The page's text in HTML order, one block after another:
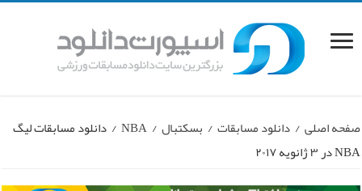
صفحه اصلی / دانلود مسابقات / بسکتبال /
NBA
/ دانلود مسابقات لیگ
NBA در ۳ ژانویه ۲۰۱۷